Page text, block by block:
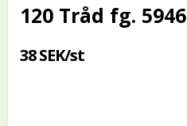
120 Tråd fg. 5946
38 SEK/st